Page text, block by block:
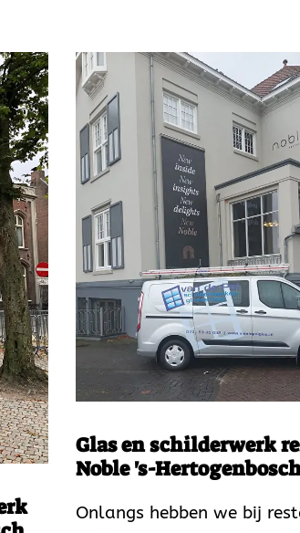
Glas en schilderwerk
Noble 's-
Onlangs hebben we bij